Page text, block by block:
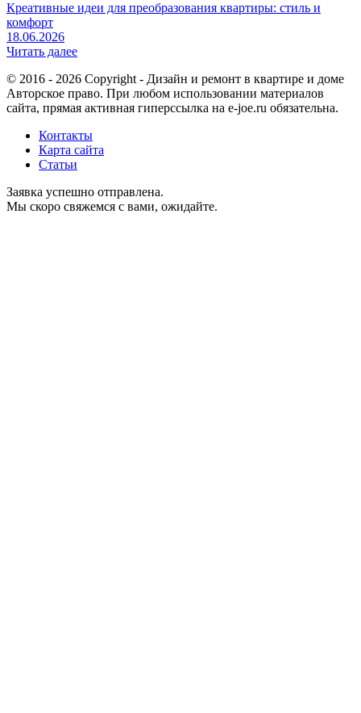
Креативные идеи для преобразования квартиры: стиль и
комфорт
18.06.2026
Читать далее
© 2016 - 2026 Copyright - Дизайн и ремонт в квартире и доме
Авторское право. При любом использовании материалов
сайта, прямая активная гиперссылка на e-joe.ru обязательна.
Контакты
Карта сайта
Статьи
Заявка успешно отправлена.
Мы скоро свяжемся с вами, ожидайте.